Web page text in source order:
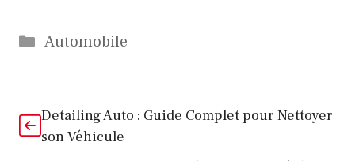
Catégories
Automobile
Detailing Auto : Guide Complet pour Nettoyer
son Véhicule